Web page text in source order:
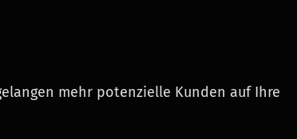
mehr potenzielle Kunden auf Ihre